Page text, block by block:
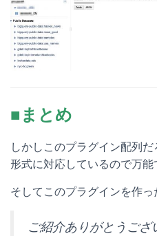
■まとめ
しかしこのプラグイン配列
形式に対応しているので万能
そしてこのプラグインを作っ
ご紹介ありがとうご